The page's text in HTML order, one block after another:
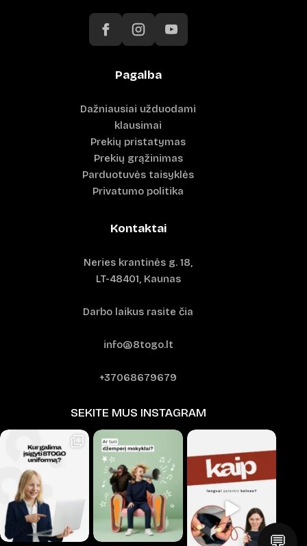
Pagalba
Dažniausiai užduodami
klausimai
Prekių pristatymas
Prekių grąžinimas
Parduotuvės taisyklės
Privatumo politika
Kontaktai
Neries krantinės g. 18,
LT-48401, Kaunas
Darbo laikus rasite čia
info@8togo.lt
+37068679679
SEKITE MUS INSTAGRAM